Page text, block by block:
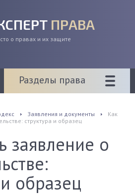
ПРАВА
о правах и их защите
Разделы права
Заявления и документы
Как
структура и образец
заявление о
образец